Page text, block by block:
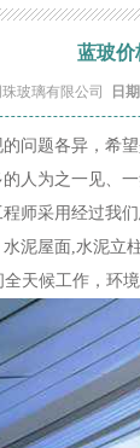
蓝玻价
玻璃有限公司 日期
问题各异，希
人为之一见、
师采用经过我
泥屋面,水泥立
天候工作，环